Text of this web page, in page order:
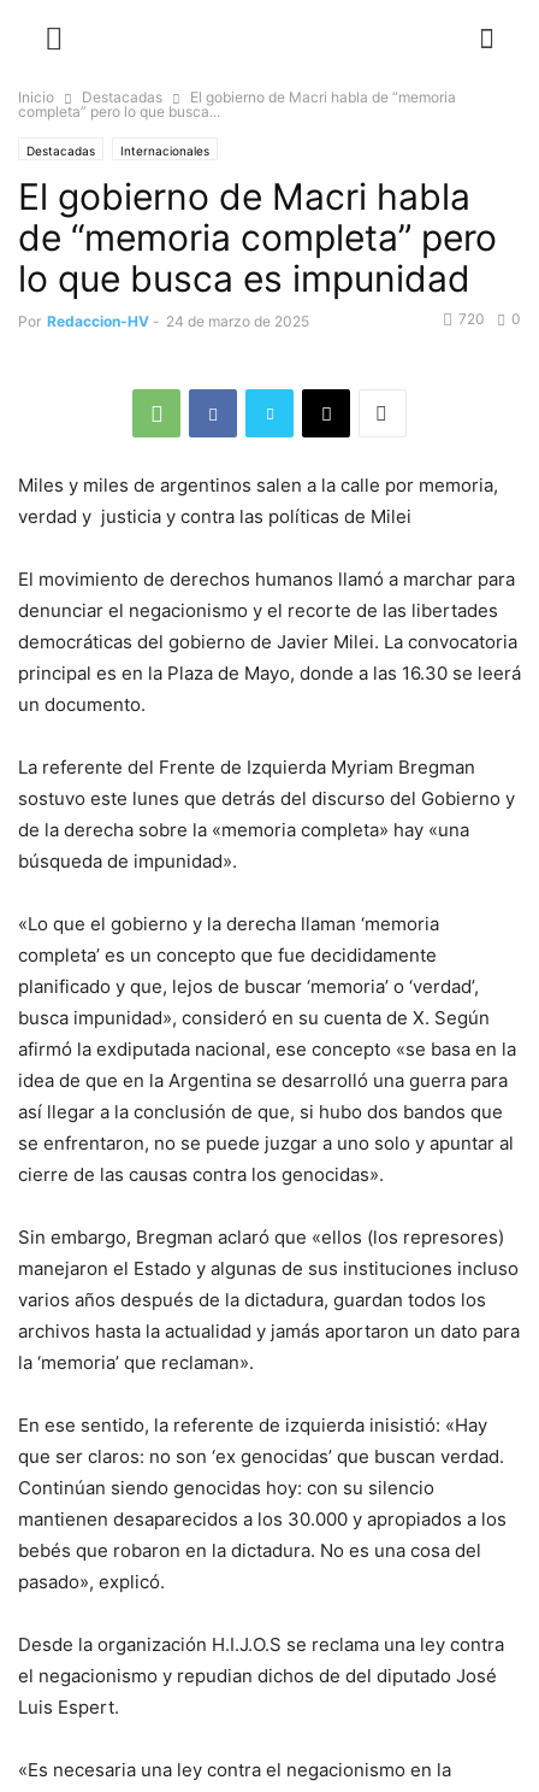
Inicio Destacadas
El gobierno de Macri habla de “memoria
completa” pero lo que busca...
Destacadas Internacionales
El gobierno de Macri habla
de “memoria completa” pero
lo que busca es impunidad
Por Redaccion-HV - 24 de marzo de 2025 0
720
Miles y miles de argentinos salen a la calle por memoria,
verdad y justicia y contra las políticas de Milei
El movimiento de derechos humanos llamó a marchar para
denunciar el negacionismo y el recorte de las libertades
democráticas del gobierno de Javier Milei. La convocatoria
principal es en la Plaza de Mayo, donde a las 16.30 se leerá
un documento.
La referente del Frente de Izquierda Myriam Bregman
sostuvo este lunes que detrás del discurso del Gobierno y
de la derecha sobre la «memoria completa» hay «una
búsqueda de impunidad».
«Lo que el gobierno y la derecha llaman ‘memoria
completa’ es un concepto que fue decididamente
planificado y que, lejos de buscar ‘memoria’ o ‘verdad’,
busca impunidad», consideró en su cuenta de X. Según
afirmó la exdiputada nacional, ese concepto «se basa en la
idea de que en la Argentina se desarrolló una guerra para
así llegar a la conclusión de que, si hubo dos bandos que
se enfrentaron, no se puede juzgar a uno solo y apuntar al
cierre de las causas contra los genocidas».
Sin embargo, Bregman aclaró que «ellos (los represores)
manejaron el Estado y algunas de sus instituciones incluso
varios años después de la dictadura, guardan todos los
archivos hasta la actualidad y jamás aportaron un dato para
la ‘memoria’ que reclaman».
En ese sentido, la referente de izquierda inisistió: «Hay
que ser claros: no son ‘ex genocidas’ que buscan verdad.
Continúan siendo genocidas hoy: con su silencio
mantienen desaparecidos a los 30.000 y apropiados a los
bebés que robaron en la dictadura. No es una cosa del
pasado», explicó.
Desde la organización H.I.J.O.S se reclama una ley contra
el negacionismo y repudian dichos de del diputado José
Luis Espert.
«Es necesaria una ley contra el negacionismo en la